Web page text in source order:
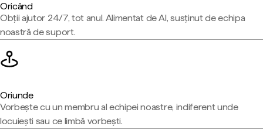
Oricând
Obții ajutor 24/7, tot anul. Alimentat de AI, susținut de echipa
noastră de suport.
Oriunde
Vorbește cu un membru al echipei noastre, indiferent unde
locuiești sau ce limbă vorbești.